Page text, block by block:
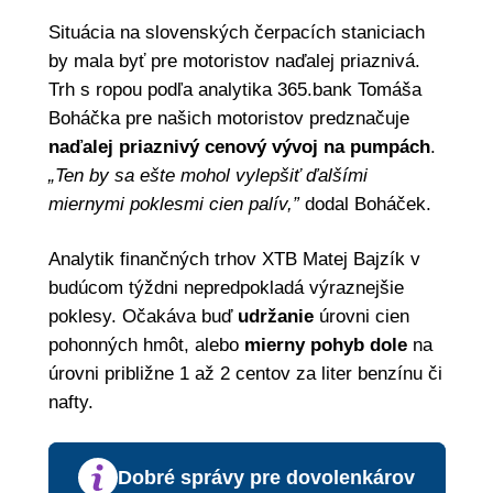
Situácia na slovenských čerpacích staniciach
by mala byť pre motoristov naďalej priaznivá.
Trh s ropou podľa analytika 365.bank Tomáša
Boháčka pre našich motoristov predznačuje
naďalej priaznivý cenový vývoj na pumpách.
„Ten by sa ešte mohol vylepšiť ďalšími
miernymi poklesmi cien palív,”dodal Boháček.
Analytik finančných trhov XTB Matej Bajzík v
budúcom týždni nepredpokladá výraznejšie
poklesy. Očakáva buď udržanieúrovni cien
pohonných hmôt, alebo mierny pohyb dolena
úrovni približne 1 až 2 centov za liter benzínu či
nafty.
Dobré správy pre dovolenkárov